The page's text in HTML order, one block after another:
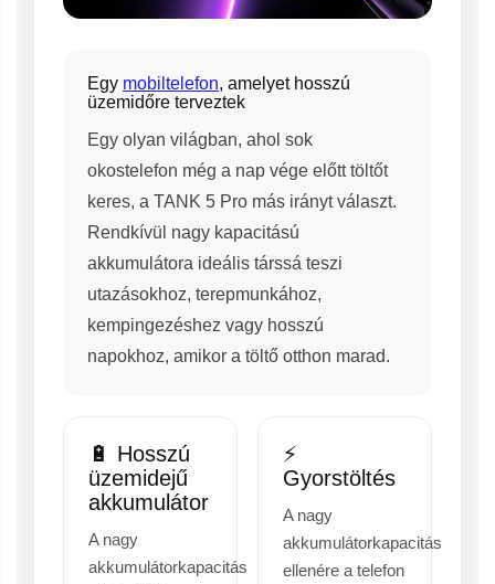
Egy mobiltelefon, amelyet hosszú
üzemidőre terveztek
Egy olyan világban, ahol sok
okostelefon még a nap vége előtt töltőt
keres, a TANK 5 Pro más irányt választ.
Rendkívül nagy kapacitású
akkumulátora ideális társsá teszi
utazásokhoz, terepmunkához,
kempingezéshez vagy hosszú
napokhoz, amikor a töltő otthon marad.
🔋 Hosszú
üzemidejű
akkumulátor
A nagy
akkumulátorkapacitás
⚡
Gyorstöltés
A nagy
akkumulátorkapacitás
ellenére a telefon